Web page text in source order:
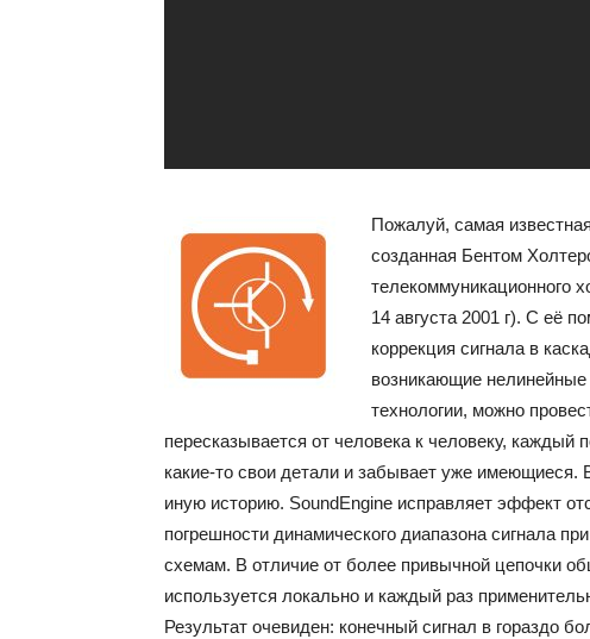
Пожалуй, самая
созданная Бентом
телекоммуникационного
14 августа 2001 г). С её
коррекция сигнала в
возникающие
технологии, можно
пересказывается от человека к человеку,
какие-то свои детали и забывает уже имеющиеся.
иную историю. SoundEngine исправляет эффект
погрешности динамического диапазона сигнала
схемам. В отличие от более привычной цепочки
используется локально и каждый раз
Результат очевиден: конечный сигнал в гораздо